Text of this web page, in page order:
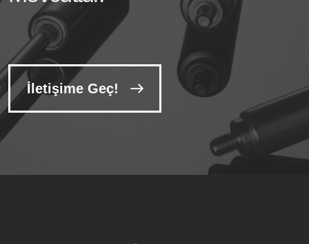
İletişime Geç!